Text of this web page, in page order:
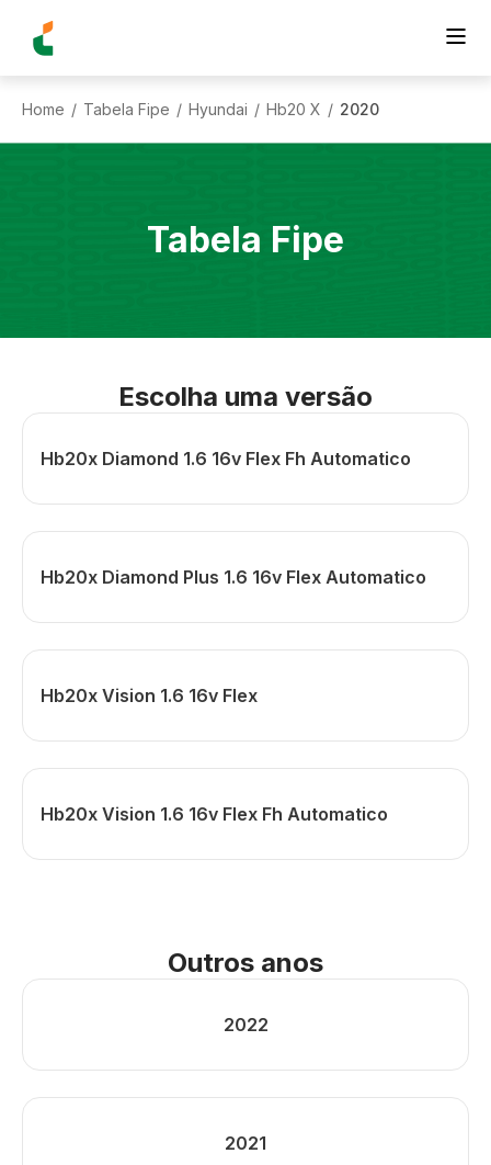
Home / Tabela Fipe / Hyundai / Hb20 X / 2020
Tabela Fipe
Escolha uma versão
Hb20x Diamond 1.6 16v Flex Fh Automatico
Hb20x Diamond Plus 1.6 16v Flex Automatico
Hb20x Vision 1.6 16v Flex
Hb20x Vision 1.6 16v Flex Fh Automatico
Outros anos
2022
2021